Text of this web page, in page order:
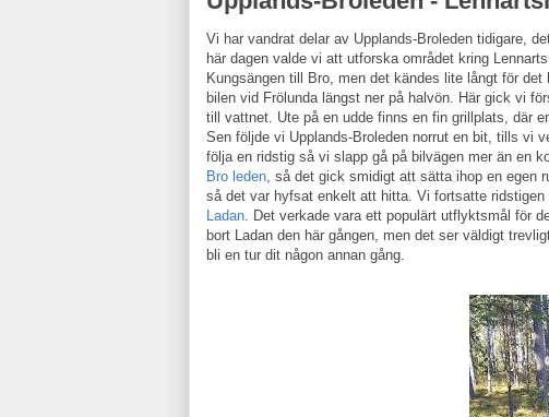
Vi har vandrat delar av Upplands-Broleden tidigare,
här dagen valde vi att utforska området kring
Kungsängen till Bro, men det kändes lite långt för
bilen vid Frölunda längst ner på halvön. Här gick vi
till vattnet. Ute på en udde finns en fin grillplats, där
Sen följde vi Upplands-Broleden norrut en bit, tills vi
följa en ridstig så vi slapp gå på bilvägen mer än en
Bro leden , så det gick smidigt att sätta ihop en egen
så det var hyfsat enkelt att hitta. Vi fortsatte
Ladan . Det verkade vara ett populärt utflyktsmål för
bort Ladan den här gången, men det ser väldigt
bli en tur dit någon annan gång.